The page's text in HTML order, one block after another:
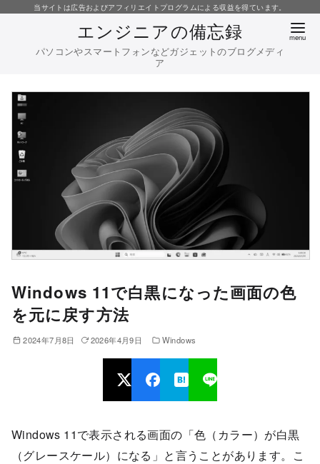
当サイトは広告およびアフィリエイトプログラムによる収益を得ています。
エンジニアの備忘録
パソコンやスマートフォンなどガジェットのブログメディ
ア
Windows 11で白黒になった画面の色
を元に戻す方法
2024年7月8日 2026年4月9日 Windows
Windows 11で表示される画面の「色（カラー）が白黒
（グレースケール）になる」と言うことがあります。こ